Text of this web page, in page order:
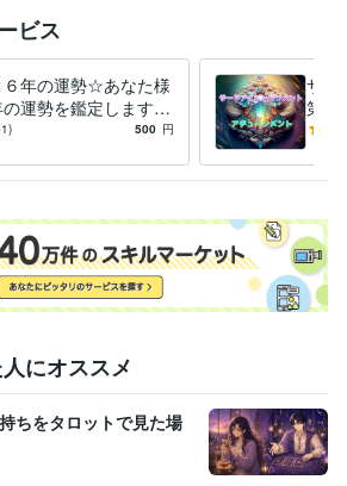
す。
います様お願い致します。】
のご協力を頂きます。】
対応致します。
、鑑定・ヒーリング・アチュンーメントに入り
す。
周年目をむかえました★彡
タント 経験年数 : 7年
賞 東日本大震災で被災に合ったで賞 ココナ
コナラ　ブロンズランク ココナラ  シルバー
^)
ココナラ  ブロンズランクになりました
って来ました
ビス
６年の運勢☆あなた様
運勢を鑑定します
ＧＯＮおみくじ感覚☆
500 円
サー
第三
能力
にオススメ
ちをタロットで見た場